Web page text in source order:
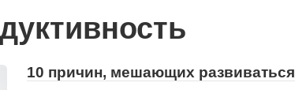
10 причин, мешающих развиваться